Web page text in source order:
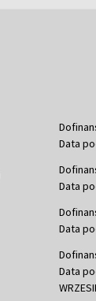
Data
Data
Data
Data